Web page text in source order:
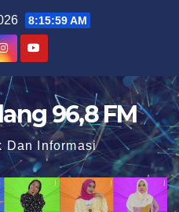
8:16:00 AM
96,8 FM
Dan Informasi